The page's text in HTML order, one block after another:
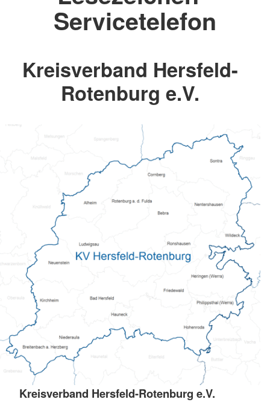
Servicetelefon
Kreisverband Hersfeld-
Rotenburg e.V.
Kreisverband Hersfeld-Rotenburg e.V.